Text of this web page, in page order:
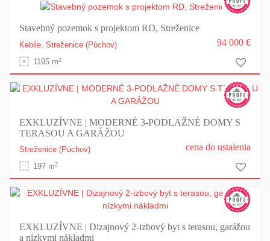
Stavebný pozemok s projektom RD, Streženice
Keblie, Streženice (Púchov)
1195 m2
94 000 €
EXKLUZÍVNE | MODERNÉ 3-PODLAŽNÉ DOMY S
TERASOU A GARÁŽOU
Streženice (Púchov)
197 m2
cena do ustalenia
EXKLUZÍVNE | Dizajnový 2-izbový byt s terasou, garážou
a nízkymi nákladmi